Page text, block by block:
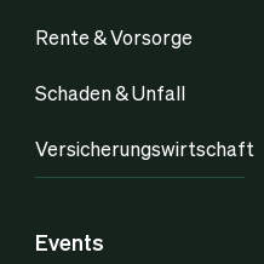
Rente & Vorsorge
Schaden & Unfall
Versicherungswirtschaft
Events